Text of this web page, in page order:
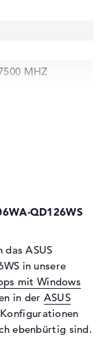
MHZ
OLED-
DCI-P3
QD126WS
ASUS
in unsere
mit Windows
in der ASUS
ebenbürtig sind.